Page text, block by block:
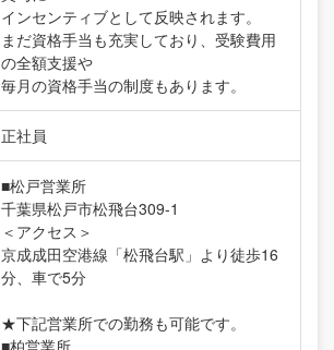
インセンティブとして反映されます。
まだ資格手当も充実しており、受験費用
の全額支援や
毎月の資格手当の制度もあります。
正社員
■松戸営業所
千葉県松戸市松飛台309-1
＜アクセス＞
京成成田空港線「松飛台駅」より徒歩16
分、車で5分
★下記営業所での勤務も可能です。